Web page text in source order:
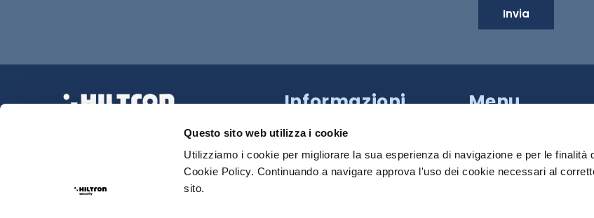
Questo sito web utilizza i cookie
Utilizziamo i cookie per migliorare la sua esperienza di navigazione e per le finalità
Cookie Policy. Continuando a navigare approva l'uso dei cookie necessari al
sito.
Invia
La tua Sicurezza Made in Italy
Informazioni
218 Napoli (NA)
081 18539000
Sede Roma:+39 340 790 2931
Menu
SISTEMI
PRODOTTI